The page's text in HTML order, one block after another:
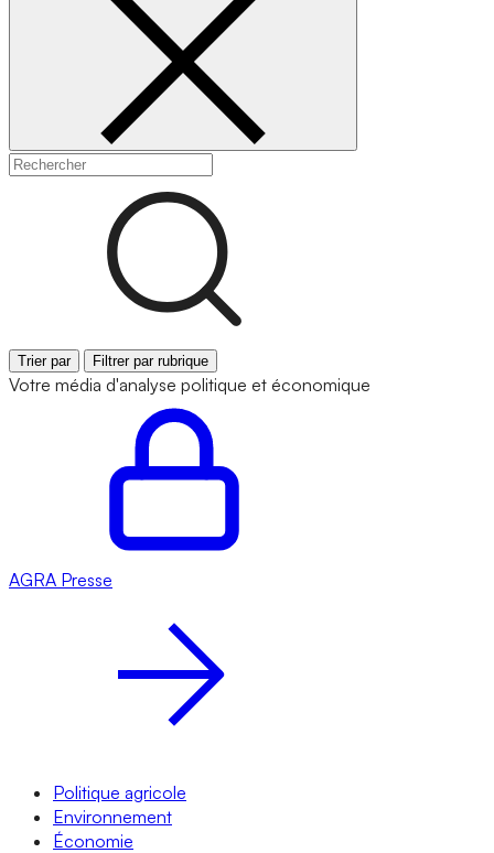
Trier par Filtrer par rubrique
Votre média d'analyse politique et économique
AGRA Presse
Politique agricole
Environnement
Économie